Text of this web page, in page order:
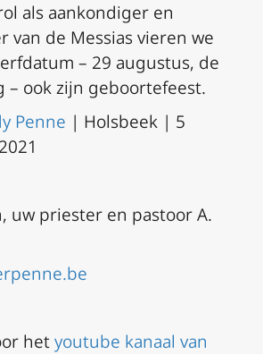
als aankondiger en
van de Messias vieren we
– 29 augustus, de
– ook zijn geboortefeest.
Penne | Holsbeek | 5
uw priester en pastoor A.
hetyoutube kanaal van